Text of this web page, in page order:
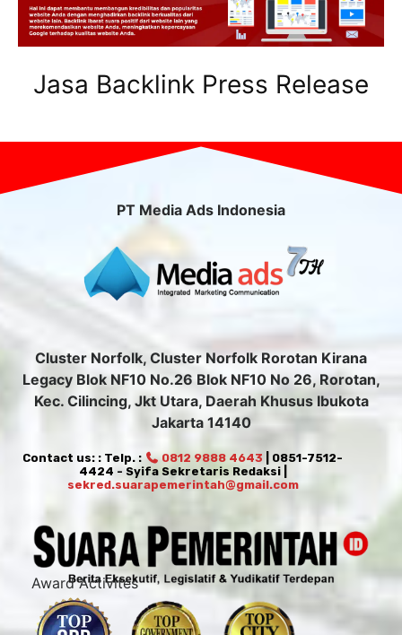
Jasa Backlink Press Release
PT Media Ads Indonesia
Cluster Norfolk, Cluster Norfolk Rorotan Kirana
Legacy Blok NF10 No.26 Blok NF10 No 26, Rorotan,
Kec. Cilincing, Jkt Utara, Daerah Khusus Ibukota
Jakarta 14140
Contact us: : Telp. : 0812 9888 4643 | 0851-7512-
4424 - Syifa Sekretaris Redaksi |
sekred.suarapemerintah@gmail.com
Award Activites